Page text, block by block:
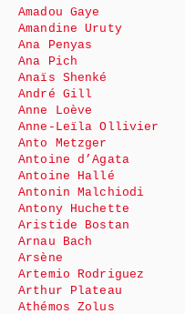
Amadou Gaye
Amandine Uruty
Ana Penyas
Ana Pich
Anaïs Shenké
André Gill
Anne Loève
Anne-Leïla Ollivier
Anto Metzger
Antoine d’Agata
Antoine Hallé
Antonin Malchiodi
Antony Huchette
Aristide Bostan
Arnau Bach
Arsène
Artemio Rodriguez
Arthur Plateau
Athémos Zolus